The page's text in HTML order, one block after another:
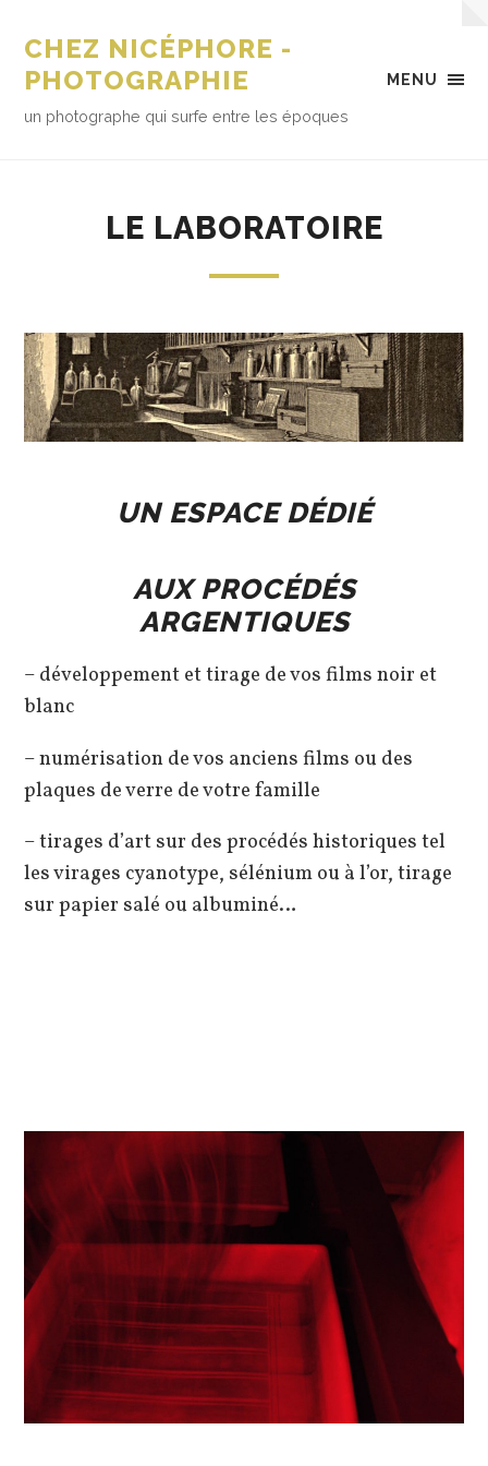
MENU
CHEZ NICÉPHORE -
PHOTOGRAPHIE
un photographe qui surfe entre les époques
LE LABORATOIRE
UN ESPACE DÉDIÉ
AUX PROCÉDÉS
ARGENTIQUES
– développement et tirage de vos films noir et
blanc
– numérisation de vos anciens films ou des
plaques de verre de votre famille
– tirages d’art sur des procédés historiques tel
les virages cyanotype, sélénium ou à l’or, tirage
sur papier salé ou albuminé…